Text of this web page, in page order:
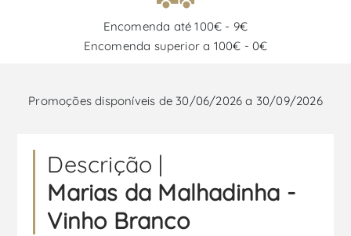
Encomenda até 100€ - 9€
Encomenda superior a 100€ - 0€
Promoções disponíveis de 30/06/2026 a 30/09/2026
Descrição |
Marias da Malhadinha -
Vinho Branco